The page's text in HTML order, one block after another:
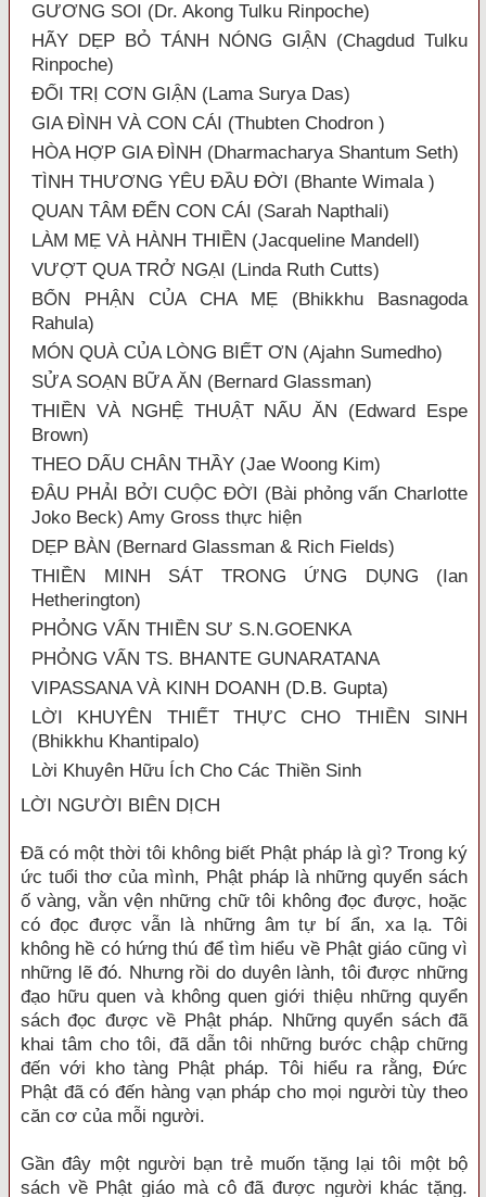
GƯƠNG SOI (Dr. Akong Tulku Rinpoche)
HÃY DẸP BỎ TÁNH NÓNG GIẬN (Chagdud Tulku
Rinpoche)
ĐỐI TRỊ CƠN GIẬN (Lama Surya Das)
GIA ĐÌNH VÀ CON CÁI (Thubten Chodron )
HÒA HỢP GIA ĐÌNH (Dharmacharya Shantum Seth)
TÌNH THƯƠNG YÊU ĐẦU ĐỜI (Bhante Wimala )
QUAN TÂM ĐẾN CON CÁI (Sarah Napthali)
LÀM MẸ VÀ HÀNH THIỀN (Jacqueline Mandell)
VƯỢT QUA TRỞ NGẠI (Linda Ruth Cutts)
BỔN PHẬN CỦA CHA MẸ (Bhikkhu Basnagoda
Rahula)
MÓN QUÀ CỦA LÒNG BIẾT ƠN (Ajahn Sumedho)
SỬA SOẠN BỮA ĂN (Bernard Glassman)
THIỀN VÀ NGHỆ THUẬT NẤU ĂN (Edward Espe
Brown)
THEO DẤU CHÂN THẦY (Jae Woong Kim)
ĐÂU PHẢI BỞI CUỘC ĐỜI (Bài phỏng vấn Charlotte
Joko Beck) Amy Gross thực hiện
DẸP BÀN (Bernard Glassman & Rich Fields)
THIỀN MINH SÁT TRONG ỨNG DỤNG (Ian
Hetherington)
PHỎNG VẤN THIỀN SƯ S.N.GOENKA
PHỎNG VẤN TS. BHANTE GUNARATANA
VIPASSANA VÀ KINH DOANH (D.B. Gupta)
LỜI KHUYÊN THIẾT THỰC CHO THIỀN SINH
(Bhikkhu Khantipalo)
Lời Khuyên Hữu Ích Cho Các Thiền Sinh
LỜI NGƯỜI BIÊN DỊCH
Đã có một thời tôi không biết Phật pháp là gì? Trong ký
ức tuổi thơ của mình, Phật pháp là những quyển sách
ố vàng, vằn vện những chữ tôi không đọc được, hoặc
có đọc được vẫn là những âm tự bí ẩn, xa lạ. Tôi
không hề có hứng thú để tìm hiểu về Phật giáo cũng vì
những lẽ đó. Nhưng rồi do duyên lành, tôi được những
đạo hữu quen và không quen giới thiệu những quyển
sách đọc được về Phật pháp. Những quyển sách đã
khai tâm cho tôi, đã dẫn tôi những bước chập chững
đến với kho tàng Phật pháp. Tôi hiểu ra rằng, Đức
Phật đã có đến hàng vạn pháp cho mọi người tùy theo
căn cơ của mỗi người.
Gần đây một người bạn trẻ muốn tặng lại tôi một bộ
sách về Phật giáo mà cô đã được người khác tặng.